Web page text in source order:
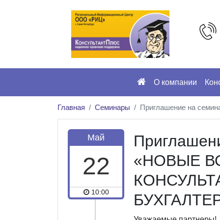
О компании
Главная Семинары Приглашение на
Май
22
10:00
«НОВЫЕ